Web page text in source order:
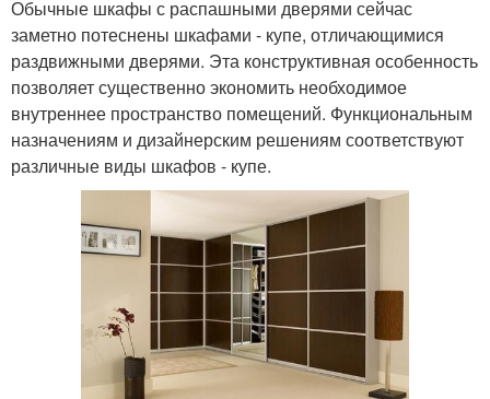
Обычные шкафы с распашными дверями сейчас
заметно потеснены шкафами - купе, отличающимися
раздвижными дверями. Эта конструктивная особенность
позволяет существенно экономить необходимое
внутреннее пространство помещений. Функциональным
назначениям и дизайнерским решениям соответствуют
различные виды шкафов - купе.